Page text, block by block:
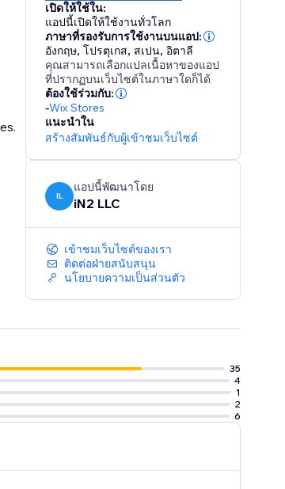
เปิดให้ใช้ใน:
แอปนี้เปิดให้ใช้งานทั่วโลก
ภาษาที่รองรับการใช้งานบนแอป:
อังกฤษ,โปรตุเกส, สเปน,อิตาลี
คุณสามารถเลือกแปลเนื้อหาของแอป
ที่ปรากฏบนเว็บไซต์ในภาษาใดก็ได้
ต้องใช้ร่วมกับ:
-Wix Stores
แนะนำใน
สร้างสัมพันธ์กับผู้เข้าชมเว็บไซต์
IL
แอปนี้พัฒนาโดย
iN2 LLC
เข้าชมเว็บไซต์ของเรา
ติดต่อฝ่ายสนับสนุน
นโยบายความเป็นส่วนตัว
35
4
1
2
6